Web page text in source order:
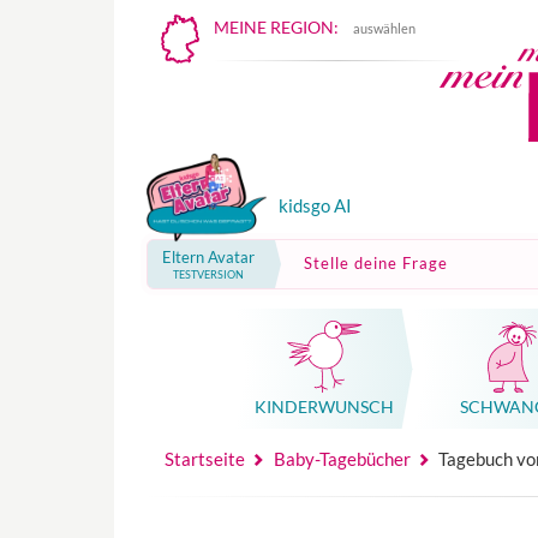
MEINE REGION: auswählen
kidsgo AI
Eltern Avatar
TESTVERSION
Stelle deine Frage
KINDER­WUNSCH
Startseite Baby-Tagebücher Tagebuch